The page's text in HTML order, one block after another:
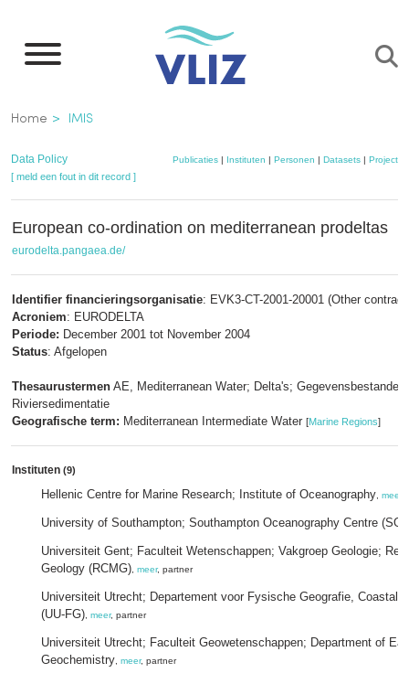
naar
inhoud
gaan
Kruimelpad
Home IMIS
Data Policy Publicaties | Instituten | Personen | Datasets | Projecten
[ meld een fout in dit record ]
European co-ordination on mediterranean prodeltas
eurodelta.pangaea.de/
Identifier financieringsorganisatie: EVK3-CT-2001-20001 (Other
Acroniem: EURODELTA
Periode: December 2001 tot November 2004
Status: Afgelopen
Thesaurustermen AE, Mediterranean Water; Delta's; Gegevensbestanden;
Riviersedimentatie
Geografische term: Mediterranean Intermediate Water [Marine Regions]
Instituten (9)
Hellenic Centre for Marine Research; Institute of Oceanography meer
University of Southampton; Southampton Oceanography Centre
Universiteit Gent; Faculteit Wetenschappen; Vakgroep Geologie;
Geology (RCMG) meer, partner
Universiteit Utrecht; Departement voor Fysische Geografie, Coastal
(UU-FG) meer, partner
Universiteit Utrecht; Faculteit Geowetenschappen; Department of
Geochemistry meer, partner